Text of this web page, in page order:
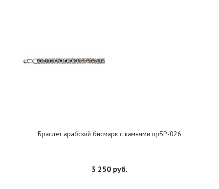
Браслет арабский бисмарк с камнями прБР-026
3 250 руб.